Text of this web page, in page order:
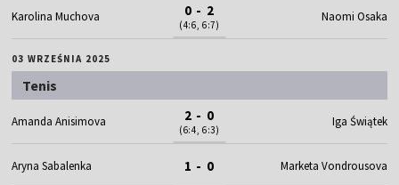
Karolina Muchova 0 - 2
(4:6, 6:7)
Naomi Osaka
03 WRZEŚNIA 2025
Tenis
Amanda Anisimova 2 - 0
(6:4, 6:3)
Iga Świątek
Aryna Sabalenka 1 - 0 Marketa Vondrousova